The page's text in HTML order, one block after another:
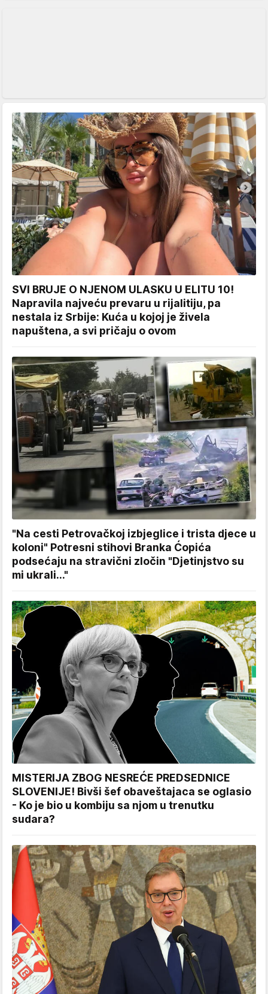
SVI BRUJE O NJENOM ULASKU U ELITU 10!
Napravila najveću prevaru u rijalitiju, pa
nestala iz Srbije: Kuća u kojoj je živela
napuštena, a svi pričaju o ovom
"Na cesti Petrovačkoj izbjeglice i trista djece u
koloni" Potresni stihovi Branka Ćopića
podsećaju na stravični zločin "Djetinjstvo su
mi ukrali..."
MISTERIJA ZBOG NESREĆE PREDSEDNICE
SLOVENIJE! Bivši šef obaveštajaca se oglasio
- Ko je bio u kombiju sa njom u trenutku
sudara?